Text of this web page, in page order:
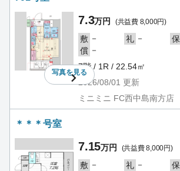
写真を見る
7.3万円 (共益費 8,000円)
敷 － 礼 － 保
償 －
7階 / 1R / 22.54㎡
2026/08/01 更新
ミニミニ FC西中島南方店
＊＊＊号室
7.15万円 (共益費 8,000円)
敷 － 礼 － 保